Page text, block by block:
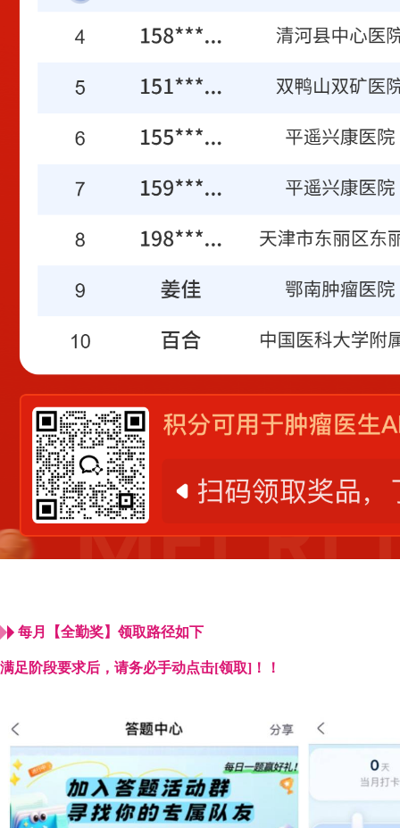
每月【全勤奖】领取路径如下
满足阶段要求后，请务必手动点击[领取]！！